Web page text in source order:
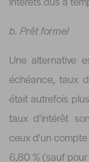
b. Prêt formel
Une alternative
échéance, taux
était autrefois
taux d'intérêt
ceux d'un
6,80 % (sauf